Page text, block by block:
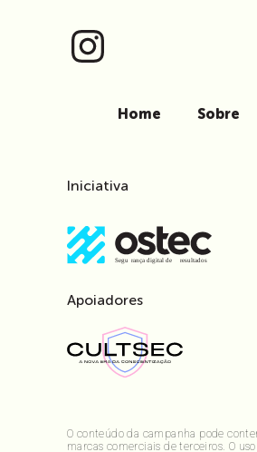
Home Sobre
Iniciativa
Apoiadores
O conteúdo da campanha pode
marcas comerciais de terceiros. O